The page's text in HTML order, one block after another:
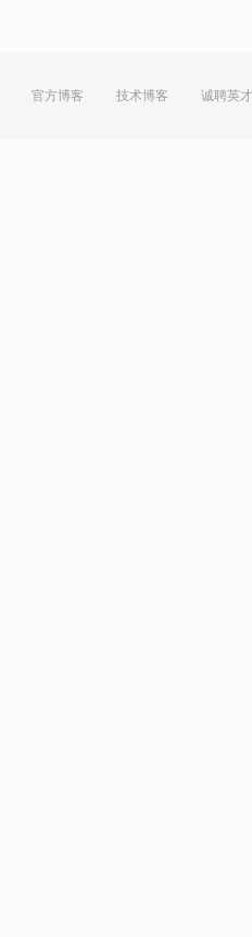
官方博客 技术博客 诚聘英才